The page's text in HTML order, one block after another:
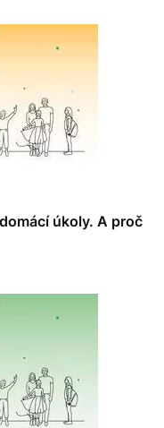
úkoly. A proč